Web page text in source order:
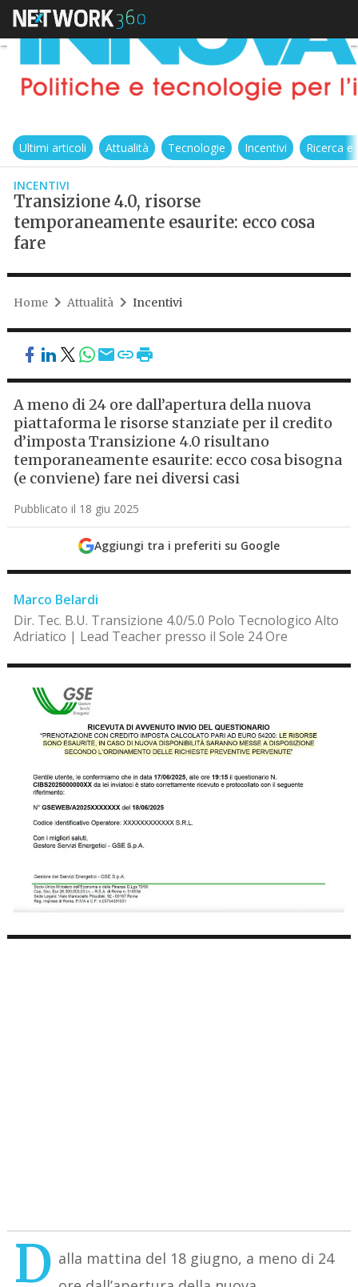
Ultimi articoli Attualità Tecnologie Incentivi Ricerca
INCENTIVI
Transizione 4.0, risorse
temporaneamente esaurite: ecco cosa
fare
Home Attualità Incentivi
A meno di 24 ore dall’apertura della nuova
piattaforma le risorse stanziate per il credito
d’imposta Transizione 4.0 risultano
temporaneamente esaurite: ecco cosa bisogna
(e conviene) fare nei diversi casi
Pubblicato il 18 giu 2025
Aggiungi tra i preferiti su Google
Marco Belardi
Dir. Tec. B.U. Transizione 4.0/5.0 Polo Tecnologico Alto
Adriatico | Lead Teacher presso il Sole 24 Ore
D alla mattina del 18 giugno, a meno di 24